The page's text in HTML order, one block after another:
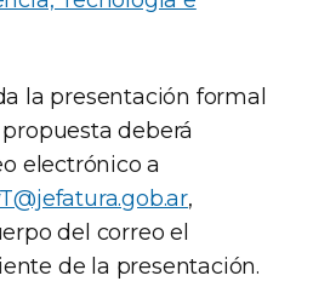
la presentación formal
deberá
electrónico a
,
del correo el
de la presentación.